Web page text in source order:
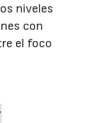
niveles
con
el foco